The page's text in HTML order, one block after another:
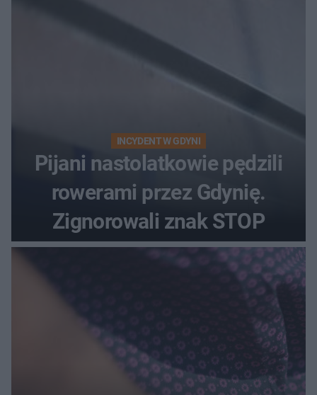
INCYDENT W GDYNI
Pijani nastolatkowie pędzili
rowerami przez Gdynię.
Zignorowali znak STOP